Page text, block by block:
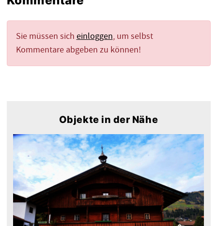
Sie müssen sich einloggen, um selbst
Kommentare abgeben zu können!
Objekte in der Nähe